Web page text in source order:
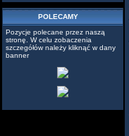
POLECAMY
Pozycje polecane przez naszą
stronę. W celu zobaczenia
szczegółów należy kliknąć w dany
banner